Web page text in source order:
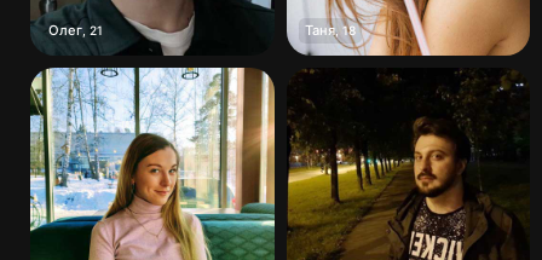
Олег 21 Таня, 18